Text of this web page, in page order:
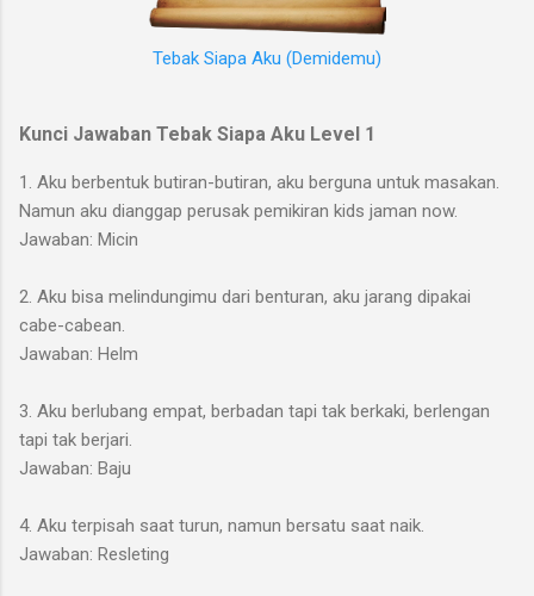
Tebak Siapa Aku (Demidemu)
Kunci Jawaban Tebak Siapa Aku Level 1
1. Aku berbentuk butiran-butiran, aku berguna untuk masakan.
Namun aku dianggap perusak pemikiran kids jaman now.
Jawaban: Micin
2. Aku bisa melindungimu dari benturan, aku jarang dipakai
cabe-cabean.
Jawaban: Helm
3. Aku berlubang empat, berbadan tapi tak berkaki, berlengan
tapi tak berjari.
Jawaban: Baju
4. Aku terpisah saat turun, namun bersatu saat naik.
Jawaban: Resleting